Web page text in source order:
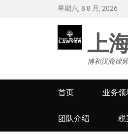
星期六, 8 8 月, 2026
上
博和汉商律师
Primary
menu
首页 业务领
团队介绍 税